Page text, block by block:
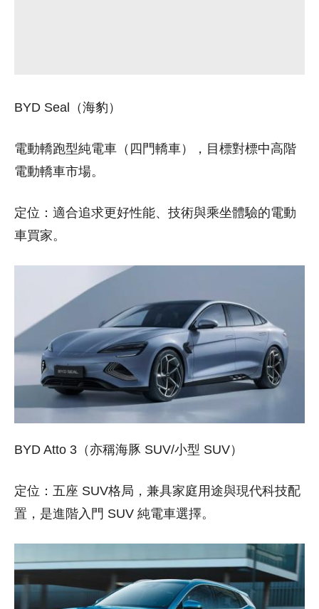
BYD Seal（海豹）
電動轎跑型純電車（四門轎車），目標對標中高階
電動轎車市場。
定位：適合追求更好性能、技術與乘坐體驗的電動
車買家。
BYD Atto 3（亦稱海豚 SUV/小型 SUV）
定位：五座 SUV格局，兼具家庭用途與現代科技配
置，是進階入門 SUV 純電車選擇。